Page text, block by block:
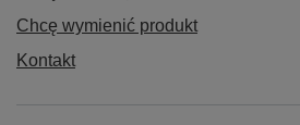
Chcę wymienić produkt
Kontakt